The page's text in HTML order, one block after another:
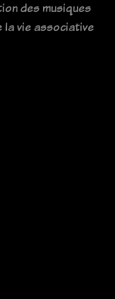
des musiques
vie associative